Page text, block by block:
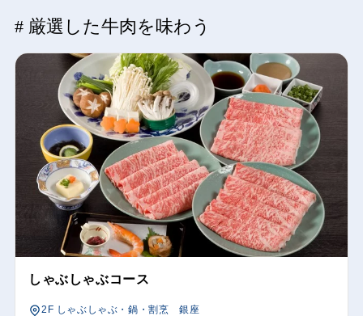
# 厳選した牛肉を味わう
しゃぶしゃぶコース
2F しゃぶしゃぶ・鍋・割烹 銀座